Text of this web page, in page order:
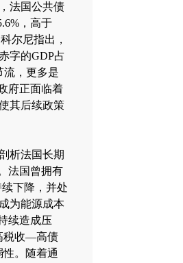
法国公共债
，高于
尔尼指出，
字的GDP占
流，更多是
府正面临着
其后续政策
析法国长期
法国曾拥有
下降，并处
为能源成本
续造成压
税收—高债
。随着通